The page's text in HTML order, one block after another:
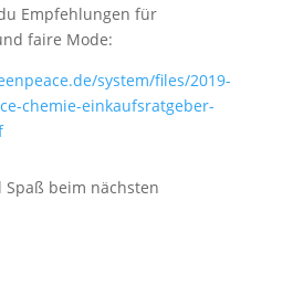
Empfehlungen für
faire Mode:
system/files/2019-
chemie-einkaufsratgeber-
beim nächsten